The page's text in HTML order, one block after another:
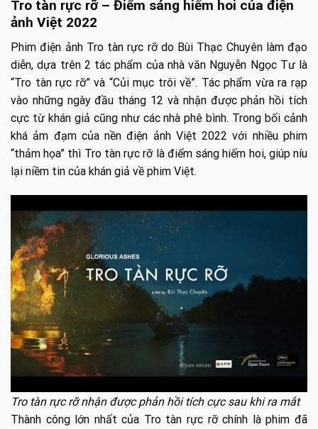
Tro tàn rực rỡ – Điểm sáng hiếm hoi của điện
ảnh Việt 2022
Phim điện ảnh Tro tàn rực rỡ do Bùi Thạc Chuyên làm đạo
diễn, dựa trên 2 tác phẩm của nhà văn Nguyễn Ngọc Tư là
“Tro tàn rực rỡ” và “Củi mục trôi về”. Tác phẩm vừa ra rạp
vào những ngày đầu tháng 12 và nhận được phản hồi tích
cực từ khán giả cũng như các nhà phê bình. Trong bối cảnh
khá ảm đạm của nền điện ảnh Việt 2022 với nhiều phim
“thảm họa” thì Tro tàn rực rỡ là điểm sáng hiếm hoi, giúp níu
lại niềm tin của khán giả về phim Việt.
Tro tàn rực rỡ nhận được phản hồi tích cực sau khi ra mắt
Thành công lớn nhất của Tro tàn rực rỡ chính là phim đã